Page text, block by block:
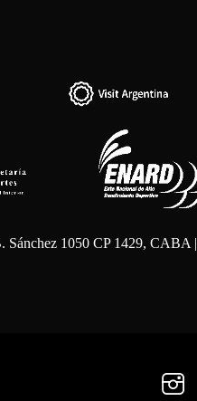
1050 CP 1429, CABA |